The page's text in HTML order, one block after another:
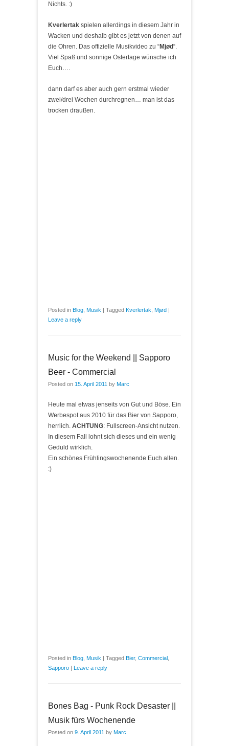
Nichts. :)
Kverlertak spielen allerdings in diesem Jahr in
Wacken und deshalb gibt es jetzt von denen auf
die Ohren. Das offizielle Musikvideo zu “Mjød“.
Viel Spaß und sonnige Ostertage wünsche ich
Euch….
dann darf es aber auch gern erstmal wieder
zwei/drei Wochen durchregnen… man ist das
trocken draußen.
Posted in Blog Musik | Tagged Kverlertak Mjød |
Leave a reply
Music for the Weekend || Sapporo
Beer - Commercial
Posted on 15. April 2011 by Marc
Heute mal etwas jenseits von Gut und Böse. Ein
Werbespot aus 2010 für das Bier von Sapporo,
herrlich. ACHTUNG: Fullscreen-Ansicht nutzen.
In diesem Fall lohnt sich dieses und ein wenig
Geduld wirklich.
Ein schönes Frühlingswochenende Euch allen.
:)
Posted in Blog Musik | Tagged Bier, Commercial
Sapporo | Leave a reply
Bones Bag - Punk Rock Desaster ||
Musik fürs Wochenende
Posted on 9. April 2011 by Marc